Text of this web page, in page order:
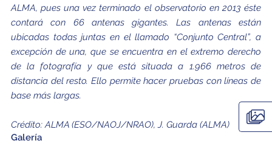
ALMA, pues una vez terminado el observatorio en 2013 éste
contará con 66 antenas gigantes. Las antenas están
ubicadas todas juntas en el llamado “Conjunto Central”, a
excepción de una, que se encuentra en el extremo derecho
de la fotografía y que está situada a 1.966 metros de
distancia del resto. Ello permite hacer pruebas con líneas de
base más largas.
Crédito: ALMA (ESO/NAOJ/NRAO), J. Guarda (ALMA)
Galería